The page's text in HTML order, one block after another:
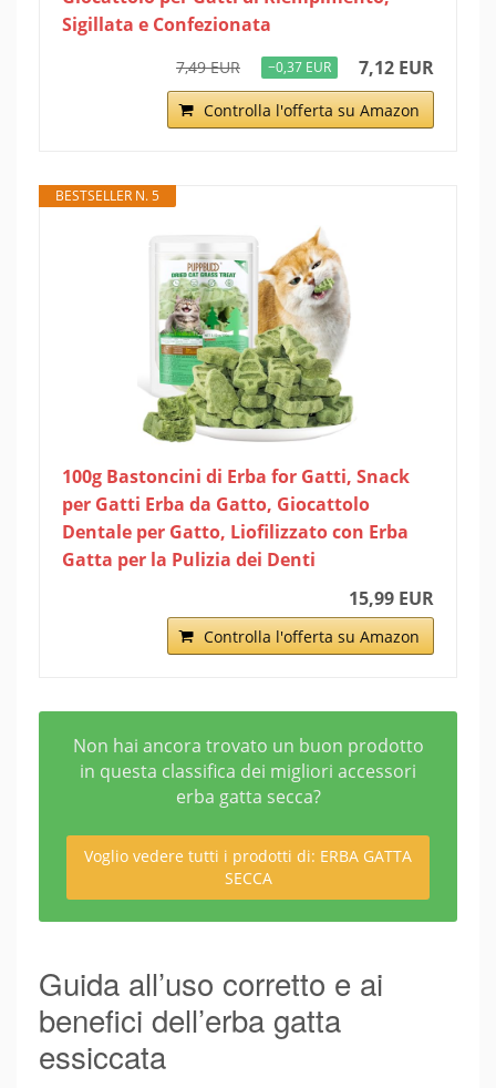
Sigillata e Confezionata
7,49 EUR −0,37 EUR 7,12 EUR
Controlla l'offerta su Amazon
BESTSELLER N. 5
100g Bastoncini di Erba for Gatti, Snack
per Gatti Erba da Gatto, Giocattolo
Dentale per Gatto, Liofilizzato con Erba
Gatta per la Pulizia dei Denti
15,99 EUR
Controlla l'offerta su Amazon
Non hai ancora trovato un buon prodotto
in questa classifica dei migliori accessori
erba gatta secca?
Voglio vedere tutti i prodotti di: ERBA GATTA
SECCA
Guida all’uso corretto e ai
benefici dell’erba gatta
essiccata